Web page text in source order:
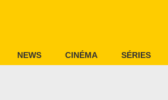
NEWS CINÉMA SÉRIES